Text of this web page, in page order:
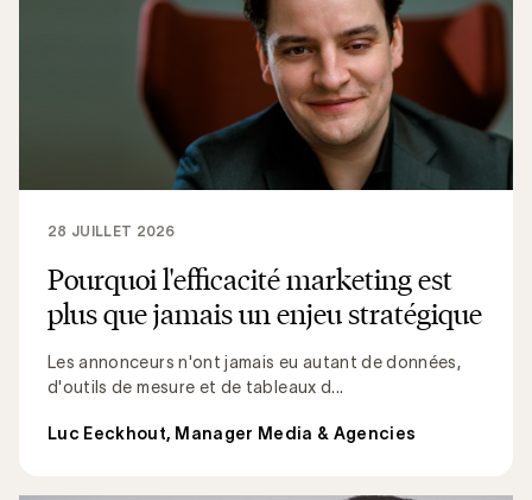
Pourquoi l'efficacité marketing est
plus que jamais un enjeu stratégique
Les annonceurs n'ont jamais eu autant de données,
d'outils de mesure et de tableaux d...
28 JUILLET 2026
Luc Eeckhout, Manager Media & Agencies